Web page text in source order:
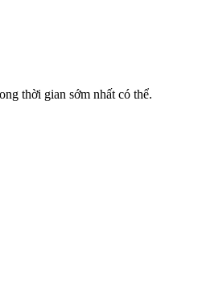
thời gian sớm nhất có thể.